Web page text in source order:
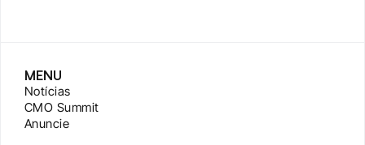
MENU
Notícias
CMO Summit
Anuncie